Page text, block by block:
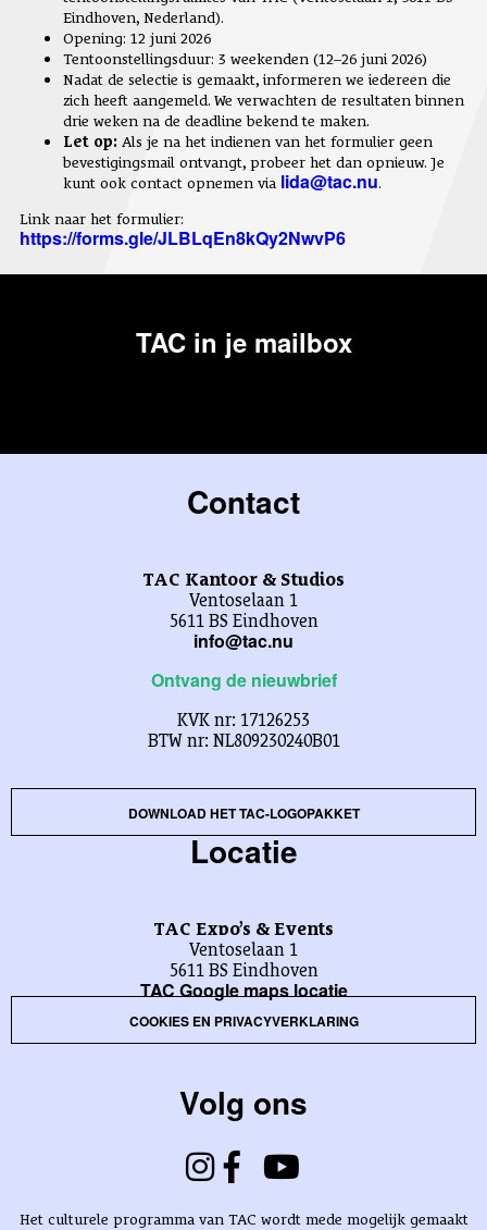
Eindhoven, Nederland).
Opening: 12 juni 2026
Tentoonstellingsduur: 3 weekenden (12–26 juni 2026)
Nadat de selectie is gemaakt, informeren we iedereen die
zich heeft aangemeld. We verwachten de resultaten binnen
drie weken na de deadline bekend te maken.
Let op: Als je na het indienen van het formulier geen
bevestigingsmail ontvangt, probeer het dan opnieuw. Je
kunt ook contact opnemen via lida@tac.nu.
Link naar het formulier:
https://forms.gle/JLBLqEn8kQy2NwvP6
TAC in je mailbox
Contact
TAC Kantoor & Studios
Ventoselaan 1
5611 BS Eindhoven
info@tac.nu
Ontvang de nieuwbrief
KVK nr: 17126253
BTW nr: NL809230240B01
DOWNLOAD HET TAC-LOGOPAKKET
Locatie
TAC Expo’s & Events
Ventoselaan 1
5611 BS Eindhoven
TAC Google maps locatie
COOKIES EN PRIVACYVERKLARING
Volg ons
Het culturele programma van TAC wordt mede mogelijk gemaakt